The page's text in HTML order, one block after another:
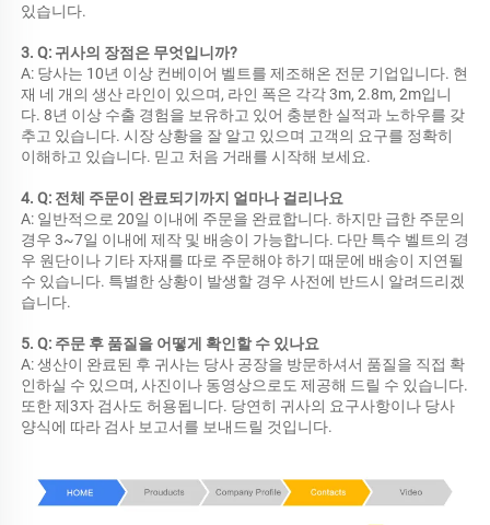
있습니다.
3. Q: 귀사의 장점은 무엇입니까?
A: 당사는 10년 이상 컨베이어 벨트를 제조해온 전문 기업입니다. 현
재 네 개의 생산 라인이 있으며, 라인 폭은 각각 3m, 2.8m, 2m입니
다. 8년 이상 수출 경험을 보유하고 있어 충분한 실적과 노하우를 갖
추고 있습니다. 시장 상황을 잘 알고 있으며 고객의 요구를 정확히
이해하고 있습니다. 믿고 처음 거래를 시작해 보세요.
4. Q: 전체 주문이 완료되기까지 얼마나 걸리나요
A: 일반적으로 20일 이내에 주문을 완료합니다. 하지만 급한 주문의
경우 3~7일 이내에 제작 및 배송이 가능합니다. 다만 특수 벨트의 경
우 원단이나 기타 자재를 따로 주문해야 하기 때문에 배송이 지연될
수 있습니다. 특별한 상황이 발생할 경우 사전에 반드시 알려드리겠
습니다.
5. Q: 주문 후 품질을 어떻게 확인할 수 있나요
A: 생산이 완료된 후 귀사는 당사 공장을 방문하셔서 품질을 직접 확
인하실 수 있으며, 사진이나 동영상으로도 제공해 드릴 수 있습니다.
또한 제3자 검사도 허용됩니다. 당연히 귀사의 요구사항이나 당사
양식에 따라 검사 보고서를 보내드릴 것입니다.